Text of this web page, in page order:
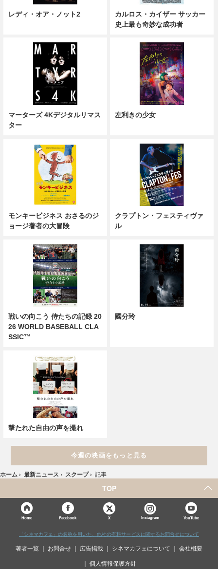
レディ・オア・ノット2
カルロス・カイザー サッカー
史上最も奇妙な成功者
マーターズ 4Kデジタルリマス
ター
左利きの少女
モンキービジネス おさるのジ
ョージ著者の大冒険
クラプトン・フェスティヴァ
ル
戦いの向こう 侍たちの記録 20
26 WORLD BASEBALL CLA
SSIC™
國分玲
撃たれた自由の声を撮れ
今週の映画をもっと見る
ホーム › 最新ニュース › スクープ › 記事
TOP
Home Facebook X Instagram YouTube
「シネマカフェ」の名称を用いた、他社の有料サービスに関するお問合せについて
著者一覧 お問合せ 広告掲載 シネマカフェについて 会社概要
個人情報保護方針